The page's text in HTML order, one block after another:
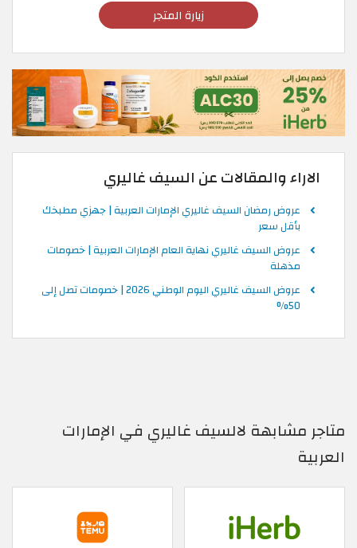
زيارة المتجر
الاراء والمقالات عن السيف غاليري
عروض رمضان السيف غاليري الإمارات العربية | جهزي مطبخك
بأقل سعر
عروض السيف غاليري نهاية العام الإمارات العربية | خصومات
مذهلة
عروض السيف غاليري اليوم الوطني 2026 | خصومات تصل إلى
50%
متاجر مشابهة لالسيف غاليري في الإمارات
العربية